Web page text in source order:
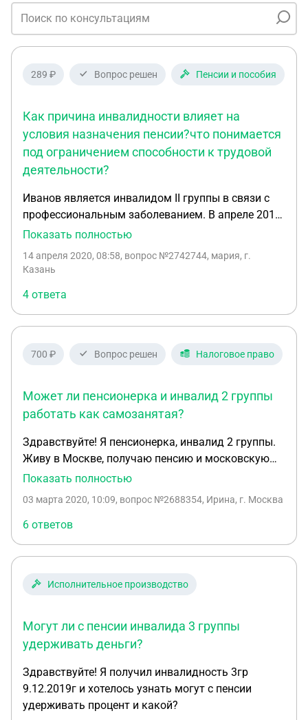
289 ₽ Вопрос решен Пенсии и пособия
Как причина инвалидности влияет на
условия назначения пенсии?что понимается
под ограничением способности к трудовой
деятельности?
Иванов является инвалидом II группы в связи с
профессиональным заболеванием. В апреле 2019
года при переосвидетельствовании ему
к трудовой деятельности. Как причина
пенсии? Что понимается под ограничением
способности к трудовой деятельности?
Показать полностью
14 апреля 2020, 08:58, вопрос №2742744, мария, г.
Казань
4 ответа
700 ₽ Вопрос решен Налоговое право
Может ли пенсионерка и инвалид 2 группы
работать как самозанятая?
Здравствуйте! Я пенсионерка, инвалид 2 группы.
Живу в Москве, получаю пенсию и московскую
надбавку. Могу ли я зарегистрироваться как
хочу из дома на компьютере Какие тут есть
тонкости? можно ли это вообще и потеряю ли я
что-то материально?
Показать полностью
03 марта 2020, 10:09, вопрос №2688354, Ирина, г. Москва
6 ответов
Исполнительное производство
Могут ли с пенсии инвалида 3 группы
удерживать деньги?
Здравствуйте! Я получил инвалидность 3гр
9.12.2019г и хотелось узнать могут с пенсии
удерживать процент и какой?